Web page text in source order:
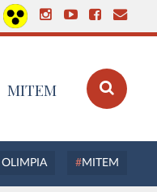
MITEM
MITEM